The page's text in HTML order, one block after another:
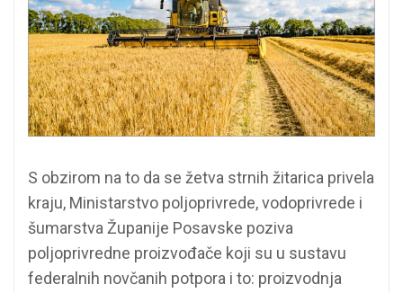
S obzirom na to da se žetva strnih žitarica privela
kraju, Ministarstvo poljoprivrede, vodoprivrede i
šumarstva Županije Posavske poziva
poljoprivredne proizvođače koji su u sustavu
federalnih novčanih potpora i to: proizvodnja